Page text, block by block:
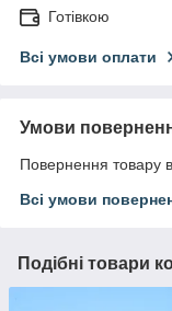
Готівкою
Всі умови оплати
Умови
Повернення товару
Всі умови
Подібні товари